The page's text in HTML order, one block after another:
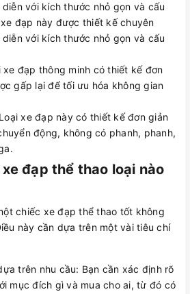
với kích thước nhỏ gọn và cấu
đạp này được thiết kế chuyên
với kích thước nhỏ gọn và cấu
đạp thông minh có thiết kế đơn
gấp lại để tối ưu hóa không gian
xe đạp này có thiết kế đơn giản
động, không có phanh, phanh,
đạp thể thao loại nào
chiếc xe đạp thể thao tốt không
này cần dựa trên một vài tiêu chí
trên nhu cầu: Bạn cần xác định rõ
mục đích gì và mua cho ai, từ đó có